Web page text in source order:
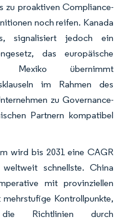
zu proaktiven Compliance-
noch reifen. Kanada
signalisiert jedoch ein
das europäische
Mexiko übernimmt
im Rahmen des
zu Governance-
Partnern kompatibel
wird bis 2031 eine CAGR
schnellste. China
mit provinziellen
Kontrollpunkte,
Richtlinien durch